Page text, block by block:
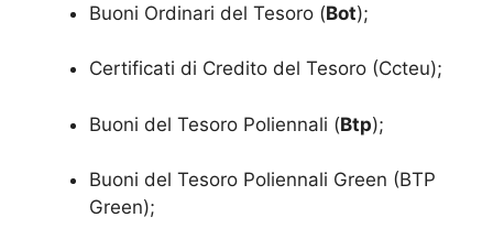
Buoni Ordinari del Tesoro (Bot);
Certificati di Credito del Tesoro (Ccteu);
Buoni del Tesoro Poliennali (Btp);
Buoni del Tesoro Poliennali Green (BTP
Green);